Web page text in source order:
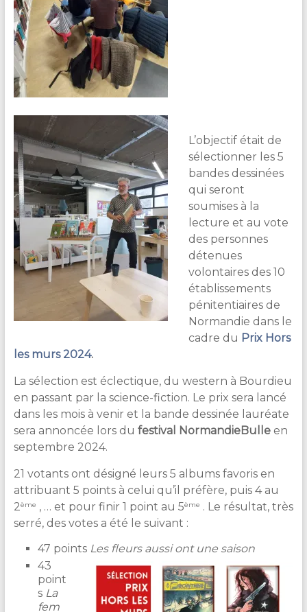
L’objectif était de
sélectionner les 5
bandes dessinées
qui seront
soumises à la
lecture et au vote
des personnes
détenues
volontaires des 10
établissements
pénitentiaires de
Normandie dans le
cadre du Prix Hors
les murs 2024.
La sélection est éclectique, du western à Bourdieu
en passant par la science-fiction. Le prix sera lancé
dans les mois à venir et la bande dessinée lauréate
sera annoncée lors du festival NormandieBulleen
septembre 2024.
21 votants ont désigné leurs 5 albums favoris en
attribuant 5 points à celui qu’il préfère, puis 4 au
2ème , … et pour finir 1 point au 5ème . Le résultat, très
serré, des votes a été le suivant :
47 points Les fleurs aussi ont une saison
43
point
s La
fem